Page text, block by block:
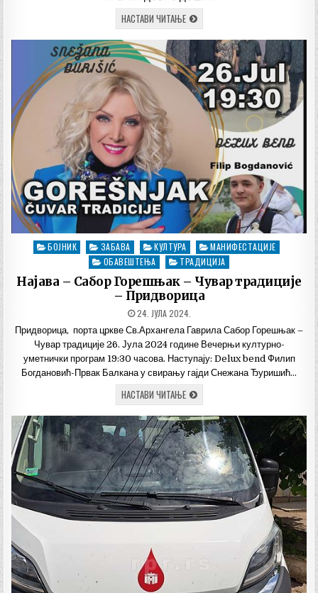
НАСТАВИ ЧИТАЊЕЂАЦИ
ПРВАЦИ
Posted
БОЈНИК ЗАБАВА КУЛТУРА
МАНИФЕСТАЦИЈЕ
ОБАВЕШТЕЊА
ТРАДИЦИЈА
Најава – Сабор Горешњак – Чувар традиције
– Придворица
ДАТУМ
ОБЈАВЉИВАЊА:
24. ЈУЛА 2024.
Придворица, порта цркве Св.Архангела Гаврила Сабор Горешњак –
Чувар традиције 26. Јула 2024 године Вечерњи културно-
уметнички програм 19:30 часова. Наступају: Delux bend Филип
Богдановић-Првак Балкана у свирању гајди Снежана Ђуришић…
НАСТАВИ ЧИТАЊЕНАЈАВА
–
ГОРЕШЊАК
–
ЧУВАР
ТРАДИЦИЈЕ
–
ПРИДВОРИЦА